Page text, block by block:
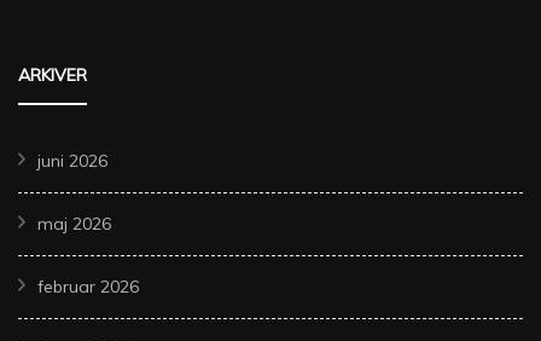
ARKIVER
juni 2026
maj 2026
februar 2026